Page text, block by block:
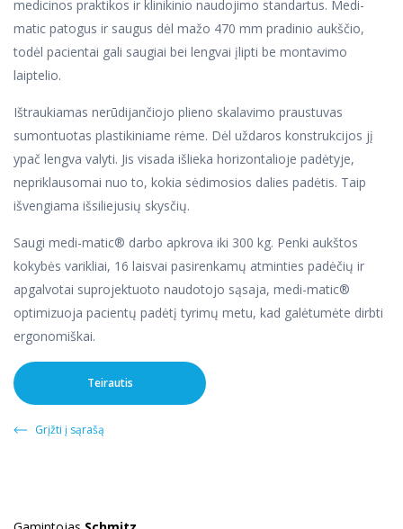
Neštuvai
Nerūdijančio plieno baldai
Antipraguliniai čiužiniai
Daugiafunkciniai drenažo kateteriai ir
priedai
Minkštųjų audinių biopsija ir priedai
Kaulų ir kaulų čiulpų biopsija
Priemonės infuzijai
Slaugos priemonės naujagimiams ir suaugusiems
Akušerija ir ginekologija
Naujagimių apsauga nuo hipotermijos
Virkštelės spaustukai
Kabliukai amniocentezei
Paklotai gimdyvei ir naujagimiams
Elastiniai daviklio fiksavimo diržai
Skysčių surinkimo maišai
Akušeriniai dopleriai
Kvėpavimo terapijos priemonės
Pirmoji pagalba ir gaivinimas
Priemonės centrinės venos ir periferinės
centrinės venos prieigai
Intensyvios slaugos priemonės
Maitinimo priemonės
Priemonės regioninei anestezijai
Slaugos priemonės namuose
Kvėpavimo terapijos priemonės
Maitinimo zondai ir jų fiksatoriai
Atsiurbimo kateteriai
Porto tipo adatos
Tracheostomijos priemonės
Pulsoksimetro daviklio fiksatoriai
Siurbliams filtrai ir siurbimo žarnelės
Slaugos ir pacientų priežiūrai
Akušerijai ir pediatrijai
Defibriliacijai ir kardiologijai
Naujagimių priežiūrai
Ultragarso mokymams
Paciento gyvybinių parametrų stebėjimo monitoriai
Deguonies koncentratoriai
Didelio srauto deguonies sistemos
medicinos praktikos ir klinikinio naudojimo standartus. Medi-
matic patogus ir saugus dėl mažo 470 mm pradinio aukščio,
todėl pacientai gali saugiai bei lengvai įlipti be montavimo
laiptelio.
Ištraukiamas nerūdijančiojo plieno skalavimo praustuvas
sumontuotas plastikiniame rėme. Dėl uždaros konstrukcijos jį
ypač lengva valyti. Jis visada išlieka horizontalioje padėtyje,
nepriklausomai nuo to, kokia sėdimosios dalies padėtis. Taip
išvengiama išsiliejusių skysčių.
Saugi medi-matic® darbo apkrova iki 300 kg. Penki aukštos
kokybės varikliai, 16 laisvai pasirenkamų atminties padėčių ir
apgalvotai suprojektuoto naudotojo sąsaja, medi-matic®
optimizuoja pacientų padėtį tyrimų metu, kad galėtumėte dirbti
ergonomiškai.
Teirautis
Grįžti į sąrašą